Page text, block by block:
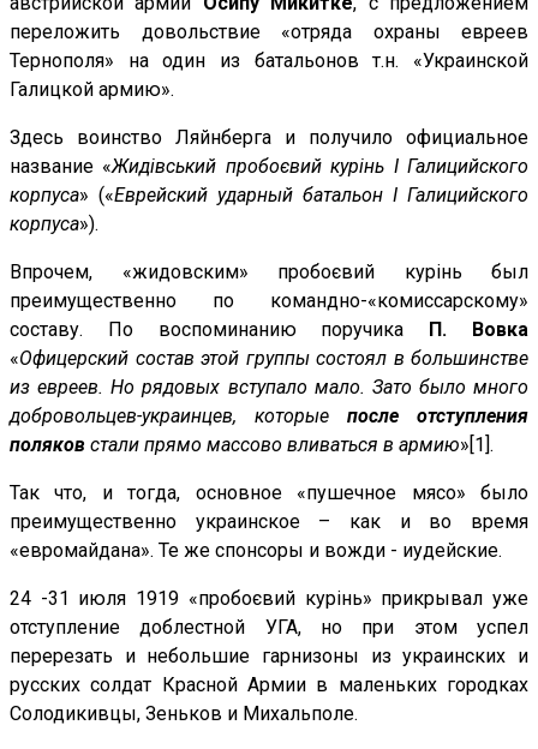
переложить довольствие «отряда охраны евреев
Тернополя» на один из батальонов т.н. «Украинской
Галицкой армию».
Здесь воинство Ляйнберга и получило официальное
название «Жидiвський пробоєвий курiнь I Галицийского
корпуса» («Еврейский ударный батальон I Галицийского
корпуса»).
Впрочем, «жидовским» пробоєвий курiнь был
преимущественно по командно-«комиссарскому»
составу. По воспоминанию поручика
П. Вовка
«Офицерский состав этой группы состоял в большинстве
из евреев. Но рядовых вступало мало. Зато было много
добровольцев-украинцев, которые после отступления
поляков стали прямо массово вливаться в армию»[1].
Так что, и тогда, основное «пушечное мясо» было
преимущественно украинское – как и во время
«евромайдана». Те же спонсоры и вожди - иудейские.
24 -31 июля 1919 «пробоєвий курiнь» прикрывал уже
отступление доблестной УГА, но при этом успел
перерезать и небольшие гарнизоны из украинских и
русских солдат Красной Армии в маленьких городках
Солодикивцы, Зеньков и Михальполе.